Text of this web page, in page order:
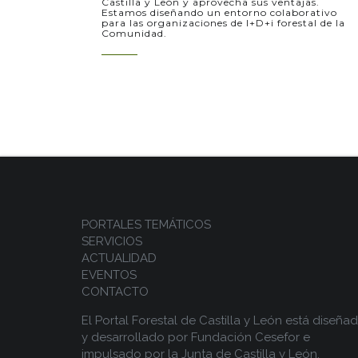
Estamos diseñando un entorno colaborativo
para las organizaciones de I+D+i forestal de la
Comunidad.
PORTALES TEMÁTICOS
SERVICIOS
ACTUALIDAD
EVENTOS
CONTACTO
El Portal Forestal de Castilla y León está
y desarrollado por Fundación Cesefor e
impulsado por la Junta de Castilla y León.